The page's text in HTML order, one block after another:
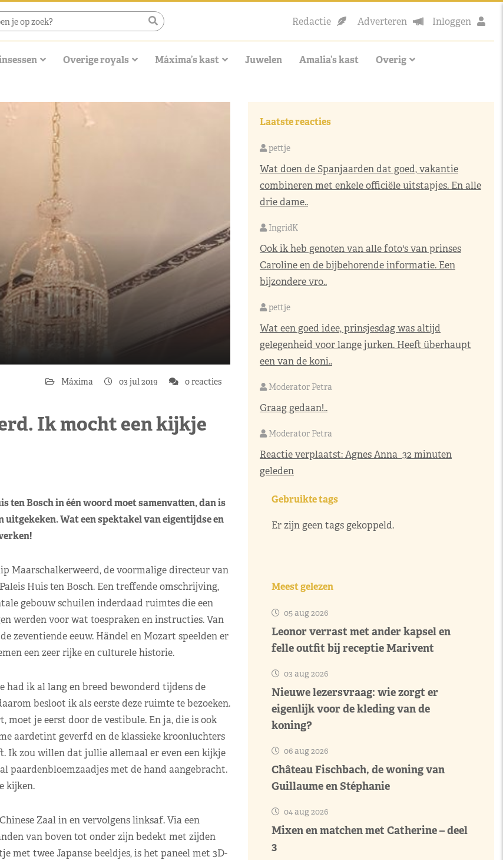
Redactie Adverteren Inloggen
Overige royals Máxima’s kast Juwelen Amalia’s kast Overig
Máxima 03 jul 2019 0 reacties
Ik mocht een kijkje
Bosch in één woord moet samenvatten, dan is
Wat een spektakel van eigentijdse en
Maarschalkerweerd, de voormalige directeur van
Huis ten Bosch. Een treffende omschrijving,
gebouw schuilen inderdaad ruimtes die een
werden voor wat toespraken en instructies. Van
zeventiende eeuw. Händel en Mozart speelden er
een zeer rijke en culturele historie.
ik al lang en breed bewonderd tijdens de
besloot ik als eerste deze ruimte te bezoeken.
je eerst door de vestibule. En ja, die is ook
aardetint geverfd en de klassieke kroonluchters
Ik zou willen dat jullie allemaal er even een kijkje
paardenbloemzaadjes met de hand aangebracht.
kijken.
Zaal in en vervolgens linksaf. Via een
van boven tot onder zijn bedekt met zijden
met twee Japanse beeldjes, is het paneel met 3D-
Laatste reacties
pettje
Wat doen de Spanjaarden dat goed, vakantie
combineren met enkele officiële uitstapjes. En alle
drie dame..
IngridK
Ook ik heb genoten van alle foto's van prinses
Caroline en de bijbehorende informatie. Een
bijzondere vro..
pettje
Wat een goed idee, prinsjesdag was altijd
gelegenheid voor lange jurken. Heeft überhaupt
een van de koni..
Moderator Petra
Graag gedaan!..
Moderator Petra
Reactie verplaatst:Agnes Anna 32 minuten
geleden
Gebruikte tags
Er zijn geen tags gekoppeld.
Meest gelezen
05 aug 2026
Leonor verrast met ander kapsel en
felle outfit bij receptie Marivent
03 aug 2026
Nieuwe lezersvraag: wie zorgt er
eigenlijk voor de kleding van de
koning?
06 aug 2026
Château Fischbach, de woning van
Guillaume en Stéphanie
04 aug 2026
Mixen en matchen met Catherine – deel
3